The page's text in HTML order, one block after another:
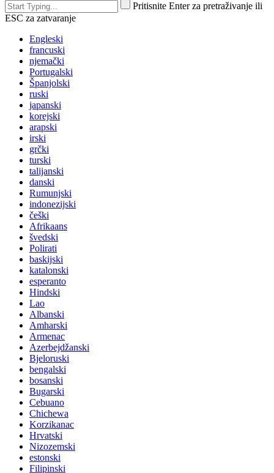
Pritisnite Enter za pretraživanje ili
ESC za zatvaranje
Engleski
francuski
njemački
Portugalski
Španjolski
ruski
japanski
korejski
arapski
irski
grčki
turski
talijanski
danski
Rumunjski
indonezijski
češki
Afrikaans
švedski
Polirati
baskijski
katalonski
esperanto
Hindski
Lao
Albanski
Amharski
Armenac
Azerbejdžanski
Bjeloruski
bengalski
bosanski
Bugarski
Cebuano
Chichewa
Korzikanac
Hrvatski
Nizozemski
estonski
Filipinski